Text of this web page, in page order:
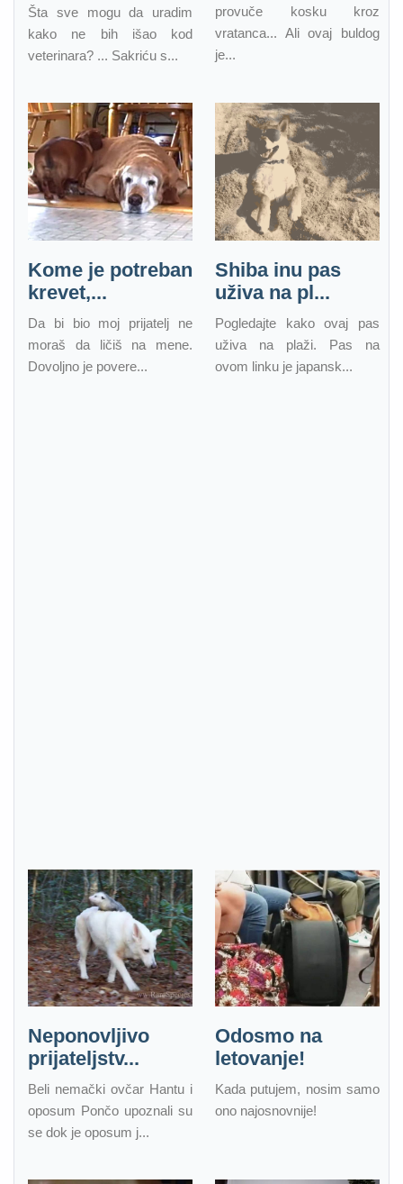
Šta sve mogu da uradim
kako ne bih išao kod
veterinara? ... Sakriću s...
provuče kosku kroz
vratanca... Ali ovaj buldog
je...
Kome je potreban
krevet,...
Da bi bio moj prijatelj ne
moraš da ličiš na mene.
Dovoljno je povere...
Shiba inu pas
uživa na pl...
Pogledajte kako ovaj pas
uživa na plaži. Pas na
ovom linku je japansk...
Neponovljivo
prijateljstv...
Beli nemački ovčar Hantu i
oposum Pončo upoznali su
se dok je oposum j...
Odosmo na
letovanje!
Kada putujem, nosim samo
ono najosnovnije!